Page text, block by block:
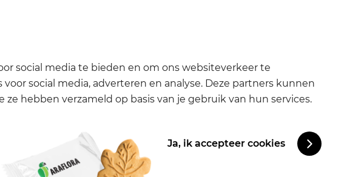
Cookies
social media te bieden en om ons websiteverkeer te
social media, adverteren en analyse. Deze partners kunnen
hebben verzameld op basis van je gebruik van hun services.
Ja, ik accepteer cookies